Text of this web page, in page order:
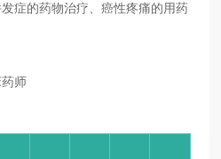
症的药物治疗、癌性疼痛的用药
师